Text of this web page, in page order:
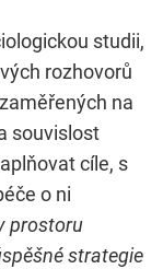
studii,
rozhovorů
na
souvislost
cíle, s
o ni
prostoru
strategie